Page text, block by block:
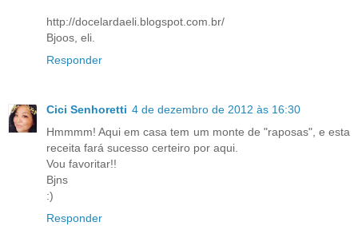
http://docelardaeli.blogspot.com.br/
Bjoos, eli.
Responder
Cici Senhoretti 4 de dezembro de 2012 às 16:30
Hmmmm! Aqui em casa tem um monte de "raposas", e esta
receita fará sucesso certeiro por aqui.
Vou favoritar!!
Bjns
:)
Responder